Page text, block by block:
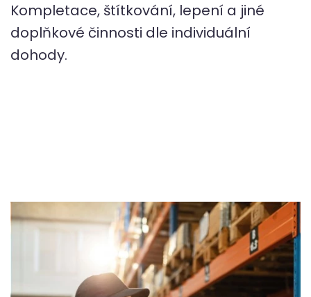
Kompletace, štítkování, lepení a jiné
doplňkové činnosti dle individuální
dohody.